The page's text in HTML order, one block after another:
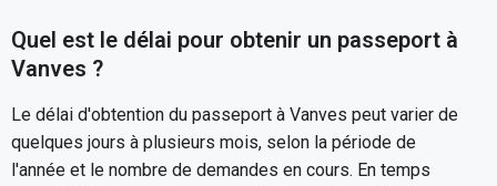
Quel est le délai pour obtenir un passeport à
Vanves ?
Le délai d'obtention du passeport à Vanves peut varier de
quelques jours à plusieurs mois, selon la période de
l'année et le nombre de demandes en cours. En temps